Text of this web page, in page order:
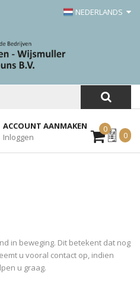
NEDERLANDS
ACCOUNT AANMAKEN
Inloggen
0Mijn
Offerte
0
in beweging. Dit betekent dat nog
u vooral contact op, indien
u graag.